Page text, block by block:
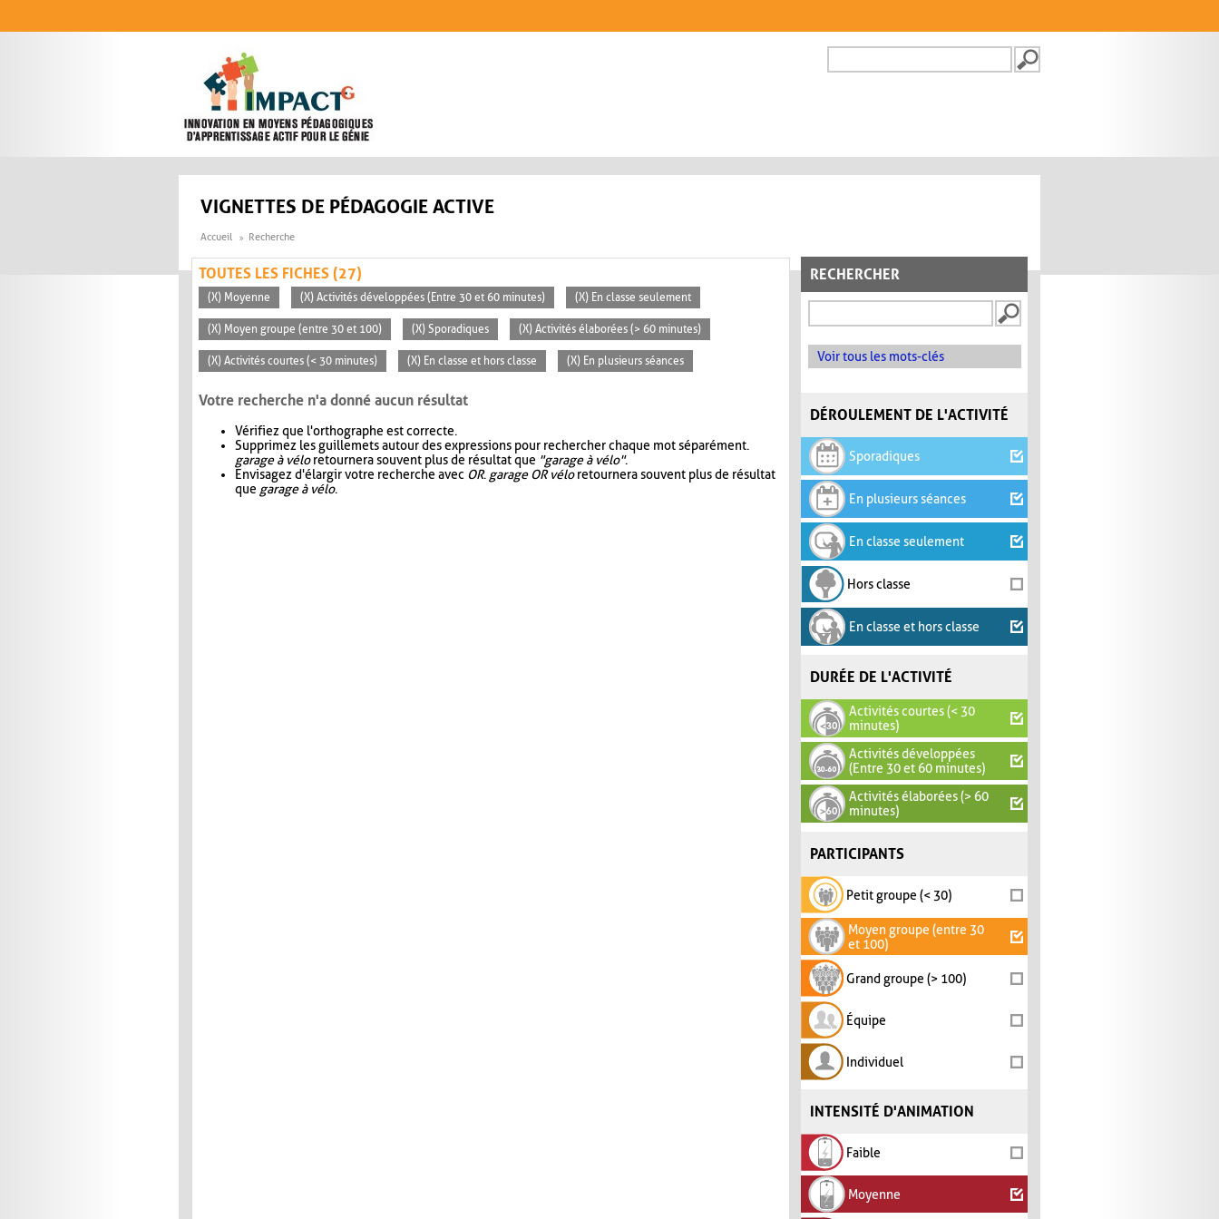
FORMULAIRE DE
VIGNETTES DE PÉDAGOGIE ACTIVE
Accueil Recherche
RECHERCHER
Voir tous les mots-clés
DÉROULEMENT DE L'ACTIVITÉ
Sporadiques
En plusieurs séances
En classe seulement
Hors classe
En classe et hors classe
DURÉE DE L'ACTIVITÉ
Activités courtes (< 30
minutes)
Activités développées
(Entre 30 et 60 minutes)
Activités élaborées (> 60
minutes)
PARTICIPANTS
Petit groupe (< 30)
Moyen groupe (entre 30
et 100)
Grand groupe (> 100)
Équipe
Individuel
INTENSITÉ D'ANIMATION
Faible
Moyenne
TOUTES LES FICHES (27)
(X) Moyenne (X) Activités développées (Entre 30 et 60 minutes) (X) En classe seulement
(X) Moyen groupe (entre 30 et 100) (X) Sporadiques (X) Activités élaborées (> 60 minutes)
(X) Activités courtes (< 30 minutes) (X) En classe et hors classe (X) En plusieurs séances
Votre recherche n'a donné aucun résultat
Vérifiez que l'orthographe est correcte.
Supprimez les guillemets autour des expressions pour rechercher chaque mot séparément.
garage à véloretournera souvent plus de résultat que "garage à vélo".
Envisagez d'élargir votre recherche avec OR. garage OR véloretournera souvent plus de résultat
que garage à vélo.